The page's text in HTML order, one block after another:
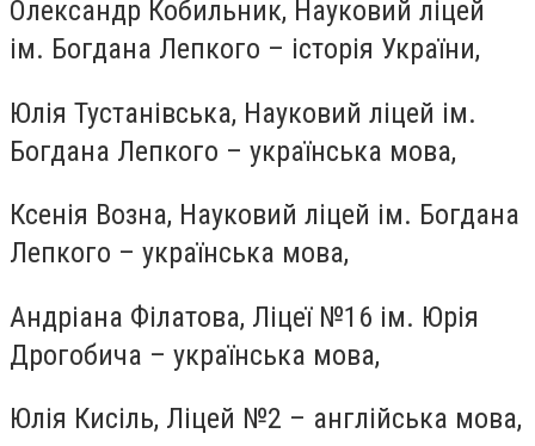
Олександр Кобильник, Науковий ліцей
ім. Богдана Лепкого – історія України,
Юлія Тустанівська, Науковий ліцей ім.
Богдана Лепкого – українська мова,
Ксенія Возна, Науковий ліцей ім. Богдана
Лепкого – українська мова,
Андріана Філатова, Ліцеї №16 ім. Юрія
Дрогобича – українська мова,
Юлія Кисіль, Ліцей №2 – англійська мова,